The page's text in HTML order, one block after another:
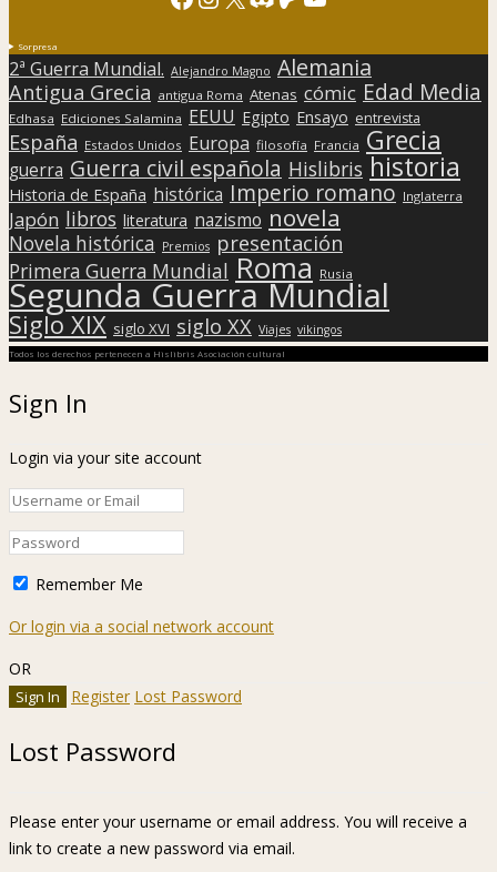
Sorpresa
2ª Guerra Mundial. Alejandro Magno Alemania
Antigua Grecia antigua Roma Atenas cómic Edad Media
Edhasa Ediciones Salamina EEUU Egipto Ensayo entrevista
España Estados Unidos Europa filosofía Francia Grecia
guerra Guerra civil española Hislibris historia
Historia de España histórica Imperio romano Inglaterra
Japón libros literatura nazismo novela
Novela histórica Premios presentación
Primera Guerra Mundial Roma Rusia
Segunda Guerra Mundial
Siglo XIX siglo XVI siglo XX Viajes vikingos
Todos los derechos pertenecen a Hislibris Asociación cultural
Sign In
Login via your site account
Remember Me
Or login via a social network account
OR
Register Lost Password
Lost Password
Please enter your username or email address. You will receive a
link to create a new password via email.